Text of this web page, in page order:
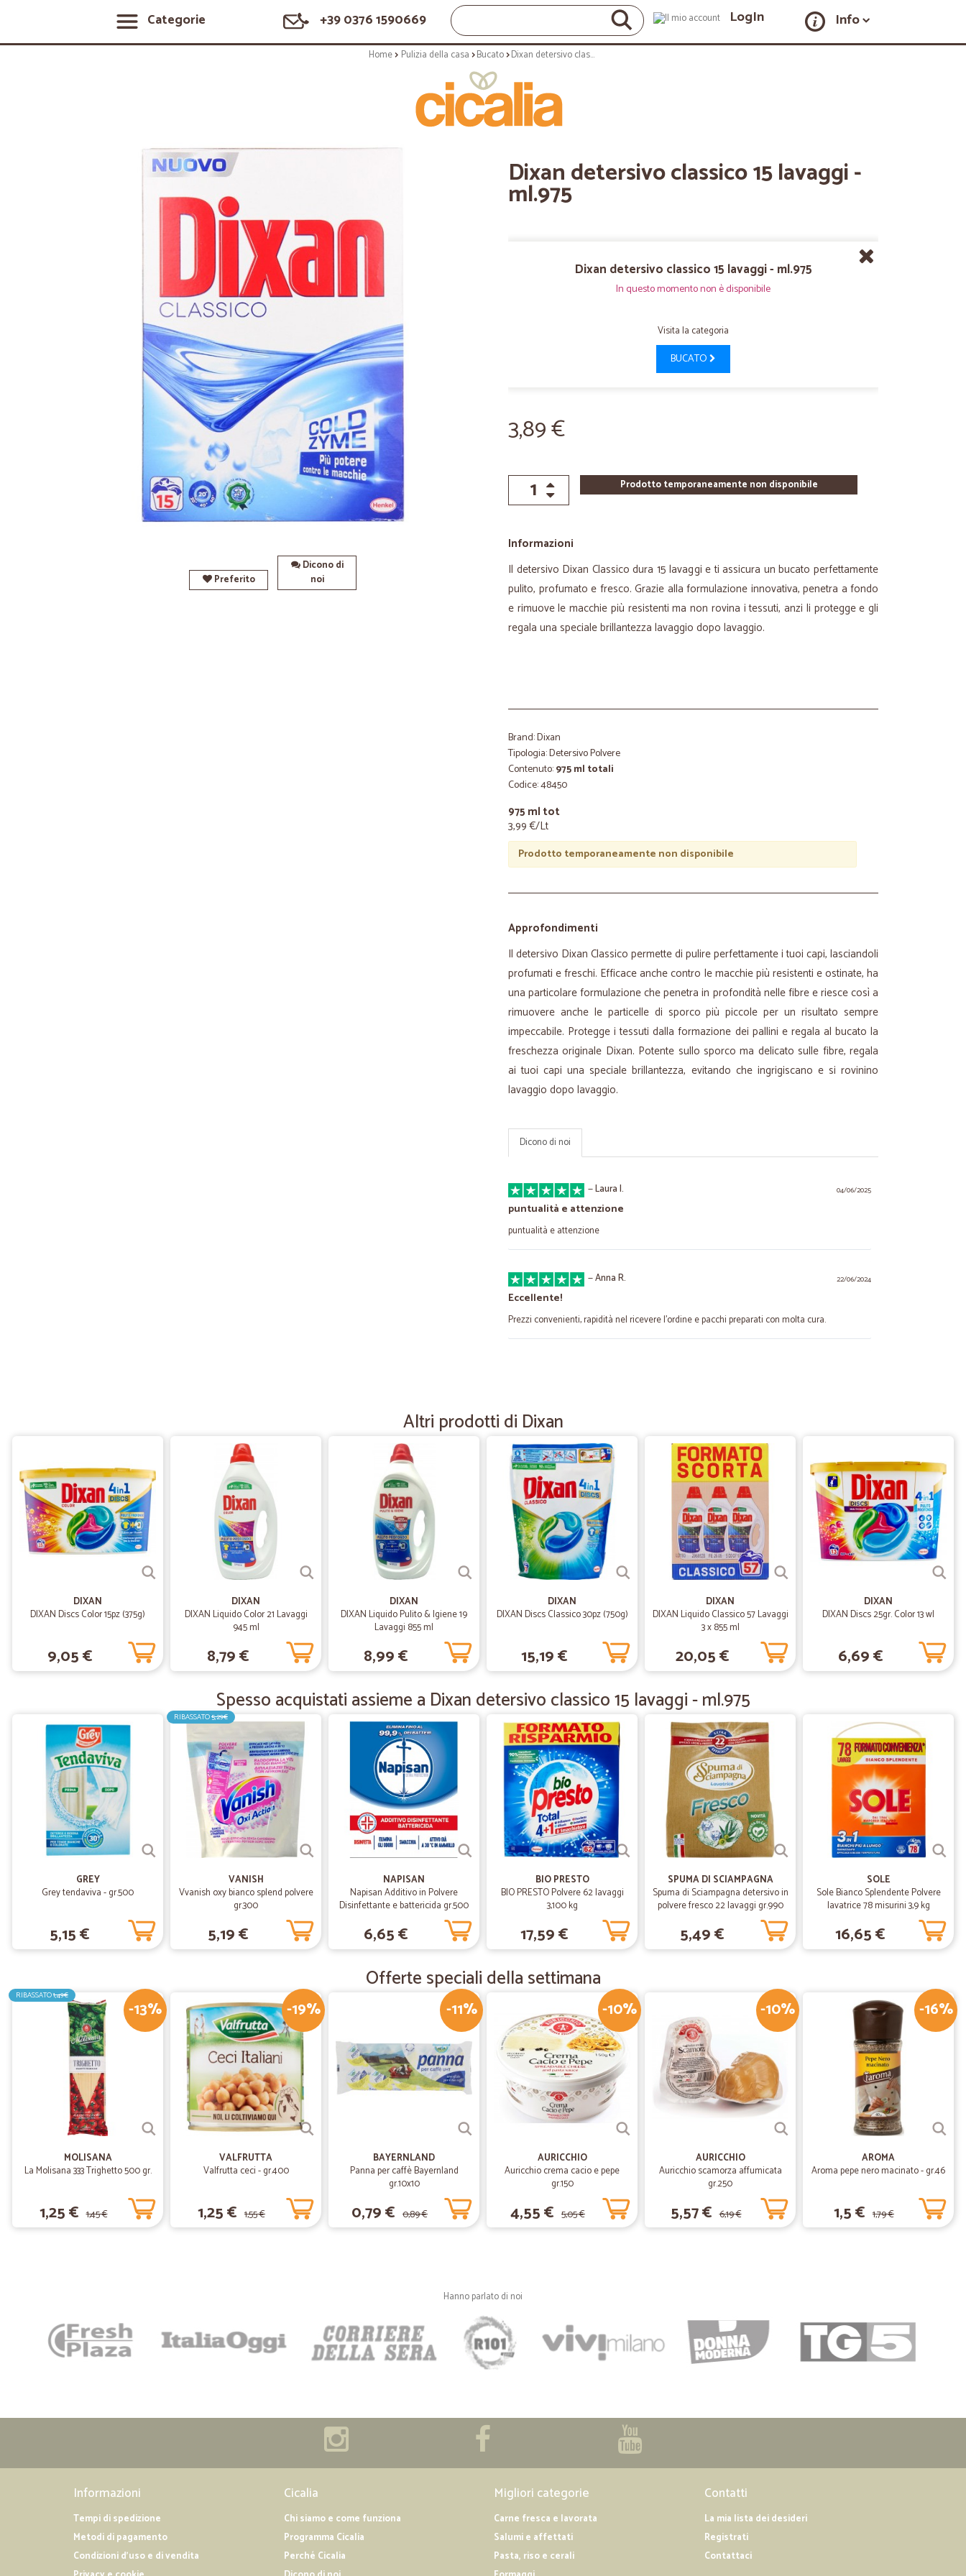
Categorie +39 0376 1590669 LogIn Info
Home Pulizia della casa Bucato Dixan detersivo classico 15 lavaggi - ml.975
Preferito
Dicono di
noi
Dixan detersivo classico 15 lavaggi -
ml.975
Dixan detersivo classico 15 lavaggi - ml.975
In questo momento non è disponibile
Visita la categoria
BUCATO
3,89 €
Prodotto temporaneamente non disponibile
Informazioni
Il detersivo Dixan Classico dura 15 lavaggi e ti assicura un bucato perfettamente
pulito, profumato e fresco. Grazie alla formulazione innovativa, penetra a fondo
e rimuove le macchie più resistenti ma non rovina i tessuti, anzi li protegge e gli
regala una speciale brillantezza lavaggio dopo lavaggio.
Brand: Dixan
Tipologia: Detersivo Polvere
Contenuto:975 ml totali
Codice: 48450
975 ml tot
3,99 €/Lt
Prodotto temporaneamente non disponibile
Approfondimenti
Il detersivo Dixan Classico permette di pulire perfettamente i tuoi capi, lasciandoli
profumati e freschi. Efficace anche contro le macchie più resistenti e ostinate, ha
una particolare formulazione che penetra in profondità nelle fibre e riesce così a
rimuovere anche le particelle di sporco più piccole per un risultato sempre
impeccabile. Protegge i tessuti dalla formazione dei pallini e regala al bucato la
freschezza originale Dixan. Potente sullo sporco ma delicato sulle fibre, regala
ai tuoi capi una speciale brillantezza, evitando che ingrigiscano e si rovinino
lavaggio dopo lavaggio.
Dicono di noi
04/06/2025
—Laura I.
puntualità e attenzione
puntualità e attenzione
22/06/2024
—Anna R.
Eccellente!
Prezzi convenienti, rapidità nel ricevere l'ordine e pacchi preparati con molta cura.
—Ivan R.
Ottimo
Prodotto come da aspettativa a prezzo imbattibile. Spedizione veloce e puntuale.
07/11/2022
—Stefano R.
Ben fatto!
Consegna tempestiva di un ottimo…
Consegna tempestiva di un ottimo prodotto che Cicalia vende in esclusiva. Peccato che alla
richiesta di un campioncino dello stesso prodotto, mi sia stato risposto con una certa
scortesia che non era possibile.
06/03/2020
—Trustpilot
amuchina mani xper Cecilia perani
amuchina mani xper Cecilia perani Cecilia2595@gmail. m
14/11/2019
—Teresa C.
Spedizione veloce imballo perfetto…
Spedizione veloce imballo perfetto comprerò ancora grazie
08/08/2019
Federico D.
Semplice intuitivo e consegna veloce
Semplice intuitivo e consegna veloce
02/07/2019
—Silvia B.
Gentilezza e professionalità
Gentilezza e professionalità
Altri prodotti di Dixan
DIXAN
DIXAN Discs Color 15pz (375g)
9,05 €
DIXAN
DIXAN Liquido Color 21 Lavaggi
945 ml
8,79 €
DIXAN
DIXAN Liquido Pulito & Igiene 19
Lavaggi 855 ml
8,99 €
DIXAN
DIXAN Discs Classico 30pz (750g)
15,19 €
DIXAN
DIXAN Liquido Classico 57 Lavaggi
3 x 855 ml
20,05 €
DIXAN
DIXAN Discs 25gr. Color 13 wl
6,69 €
Spesso acquistati assieme a Dixan detersivo classico 15 lavaggi - ml.975
GREY
Grey tendaviva - gr.500
5,15 €
RIBASSATO5,29€
VANISH
Vvanish oxy bianco splend polvere
gr.300
5,19 €
NAPISAN
Napisan Additivo in Polvere
Disinfettante e battericida gr.500
6,65 €
BIO PRESTO
BIO PRESTO Polvere 62 lavaggi
3,100 kg
17,59 €
SPUMA DI SCIAMPAGNA
Spuma di Sciampagna detersivo in
polvere fresco 22 lavaggi gr.990
5,49 €
SOLE
Sole Bianco Splendente Polvere
lavatrice 78 misurini 3,9 kg
16,65 €
Offerte speciali della settimana
-13%
RIBASSATO1,49€
MOLISANA
La Molisana 333 Trighetto 500 gr.
1,25 € 1,45 €
-19%
VALFRUTTA
Valfrutta ceci - gr.400
1,25 € 1,55 €
-11%
BAYERNLAND
Panna per caffè Bayernland
gr.10x10
0,79 € 0,89 €
-10%
AURICCHIO
Auricchio crema cacio e pepe
gr.150
4,55 € 5,05 €
-10%
AURICCHIO
Auricchio scamorza affumicata
gr.250
5,57 € 6,19 €
-16%
AROMA
Aroma pepe nero macinato - gr.46
1,5 € 1,79 €
Hanno parlato di noi
Informazioni
Tempi di spedizione
Metodi di pagamento
Condizioni d'uso e di vendita
Cicalia
Chi siamo e come funziona
Programma Cicalia
Perché Cicalia
Migliori categorie
Carne fresca e lavorata
Salumi e affettati
Pasta, riso e cerali
Contatti
La mia lista dei desideri
Registrati
Contattaci